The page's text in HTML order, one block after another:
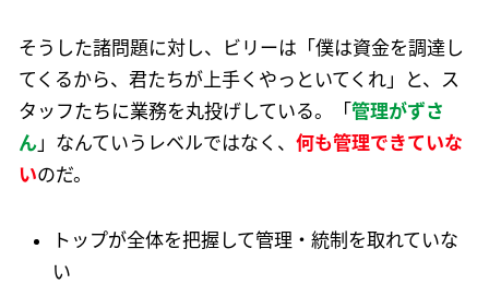
そうした諸問題に対し、ビリーは「僕は資金を調達し
てくるから、君たちが上手くやっといてくれ」と、ス
タッフたちに業務を丸投げしている。「管理がずさ
ん 」なんていうレベルではなく、 何も管理できていな
いのだ。
トップが全体を把握して管理・統制を取れていな
い